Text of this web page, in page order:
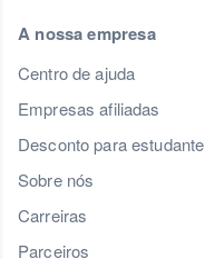
A nossa empresa
Centro de ajuda
Empresas afiliadas
Desconto para estudante
Sobre nós
Carreiras
Parceiros